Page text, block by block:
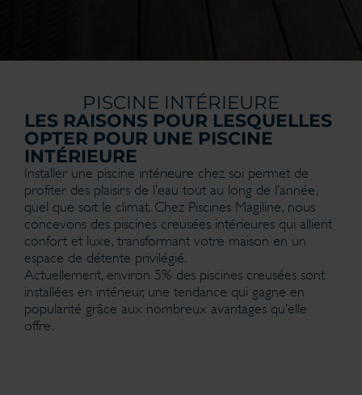
PISCINE INTÉRIEURE
LES RAISONS POUR LESQUELLES
OPTER POUR UNE PISCINE
INTÉRIEURE
Installer une piscine intérieure chez soi permet de
profiter des plaisirs de l’eau tout au long de l’année,
quel que soit le climat. Chez Piscines Magiline, nous
concevons des piscines creusées intérieures qui allient
confort et luxe, transformant votre maison en un
espace de détente privilégié.
Actuellement, environ 5% des piscines creusées sont
installées en intérieur, une tendance qui gagne en
popularité grâce aux nombreux avantages qu’elle
offre.